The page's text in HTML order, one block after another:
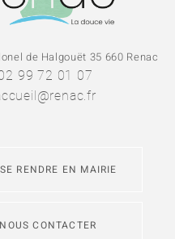
de Halgouët 35 660 Renac
99 72 01 07
SE RENDRE EN MAIRIE
NOUS CONTACTER